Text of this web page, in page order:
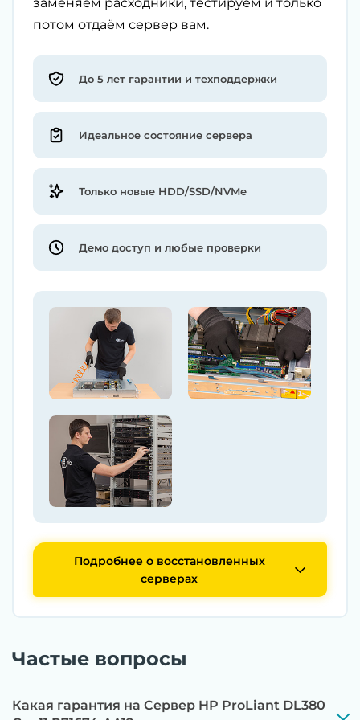
потом отдаём сервер вам.
До 5 лет гарантии и техподдержки
Идеальное состояние сервера
Только новые HDD/SSD/NVMe
Демо доступ и любые проверки
Подробнее о восстановленных
серверах
Частые вопросы
Какая гарантия на Сервер HP ProLiant DL380